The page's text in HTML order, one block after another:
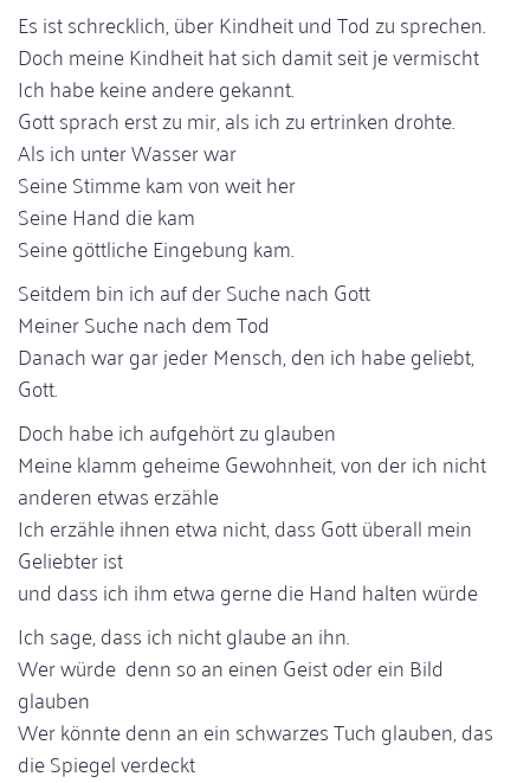
Es ist schrecklich, über Kindheit und Tod zu sprechen.
Doch meine Kindheit hat sich damit seit je vermischt
Ich habe keine andere gekannt.
Gott sprach erst zu mir, als ich zu ertrinken drohte.
Als ich unter Wasser war
Seine Stimme kam von weit her
Seine Hand die kam
Seine göttliche Eingebung kam.
Seitdem bin ich auf der Suche nach Gott
Meiner Suche nach dem Tod
Danach war gar jeder Mensch, den ich habe geliebt,
Gott.
Doch habe ich aufgehört zu glauben
Meine klamm geheime Gewohnheit, von der ich nicht
anderen etwas erzähle
Ich erzähle ihnen etwa nicht, dass Gott überall mein
Geliebter ist
und dass ich ihm etwa gerne die Hand halten würde
Ich sage, dass ich nicht glaube an ihn.
Wer würde denn so an einen Geist oder ein Bild
glauben
Wer könnte denn an ein schwarzes Tuch glauben, das
die Spiegel verdeckt